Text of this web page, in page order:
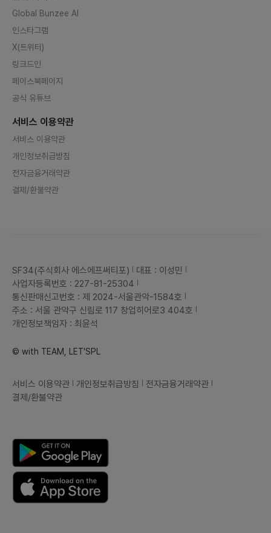
Global Bunzee AI
인스타그램
X(트위터)
링크드인
페이스북페이지
공식 유튜브
서비스 이용약관
서비스 이용약관
개인정보취급방침
전자금융거래약관
결제/환불약관
SF34(주식회사 에스에프써티포)
대표 : 이성민
사업자등록번호 : 227-81-25304
통신판매신고번호 : 제 2024-서울관악-1584호
주소 : 서울 관악구 신림로 117 창업히어로3 404호
개인정보책임자 : 최윤석
© with TEAM, LET'SPL
서비스 이용약관 개인정보취급방침
전자금융거래약관
결제/환불약관